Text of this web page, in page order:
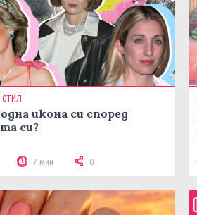
икона си според
си?
7 мин 0